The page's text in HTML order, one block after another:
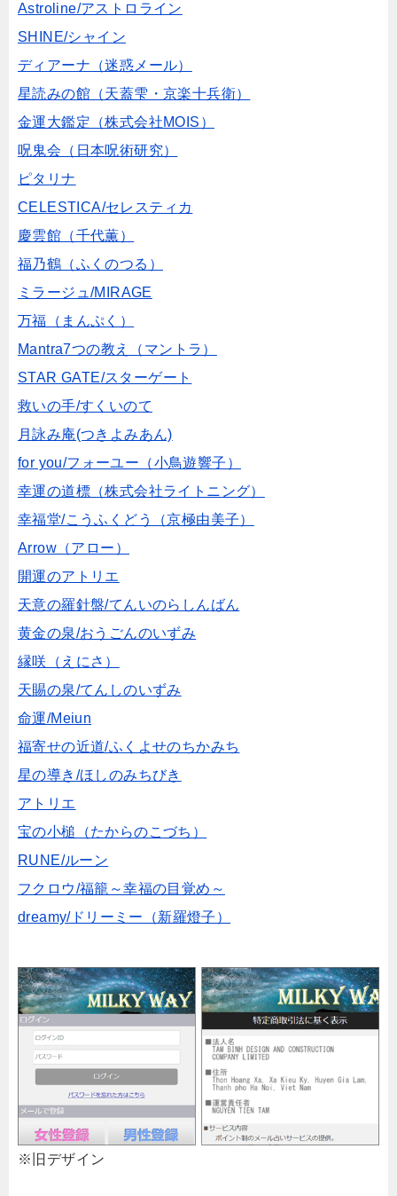
Astroline/アストロライン
SHINE/シャイン
ディアーナ（迷惑メール）
星読みの館（天蓋雫・京楽十兵衛）
金運大鑑定（株式会社MOIS）
呪鬼会（日本呪術研究）
ピタリナ
CELESTICA/セレスティカ
慶雲館（千代薫）
福乃鶴（ふくのつる）
ミラージュ/MIRAGE
万福（まんぷく）
Mantra7つの教え（マントラ）
STAR GATE/スターゲート
救いの手/すくいのて
月詠み庵(つきよみあん)
for you/フォーユー（小鳥遊響子）
幸運の道標（株式会社ライトニング）
幸福堂/こうふくどう（京極由美子）
Arrow（アロー）
開運のアトリエ
天意の羅針盤/てんいのらしんばん
黄金の泉/おうごんのいずみ
縁咲（えにさ）
天賜の泉/てんしのいずみ
命運/Meiun
福寄せの近道/ふくよせのちかみち
星の導き/ほしのみちびき
アトリエ
宝の小槌（たからのこづち）
RUNE/ルーン
フクロウ/福籠～幸福の目覚め～
dreamy/ドリーミー（新羅燈子）
※旧デザイン